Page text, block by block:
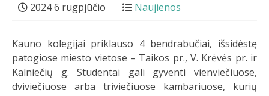
2024 6 rugpjūčio Naujienos
Kauno kolegijai priklauso 4 bendrabučiai, išsidėstę
patogiose miesto vietose – Taikos pr., V. Krėvės pr. ir
Kalniečių g. Studentai gali gyventi vienviečiuose,
dviviečiuose arba triviečiuose kambariuose, kurių